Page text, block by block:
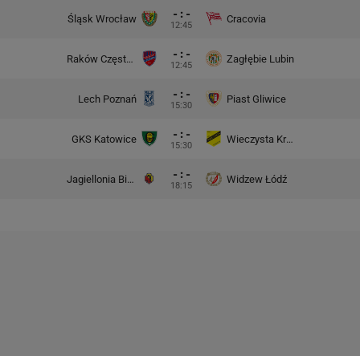
Śląsk Wrocław - : -
12:45
Cracovia
Raków Częstochowa - : -
12:45
Zagłębie Lubin
Lech Poznań - : -
15:30
Piast Gliwice
GKS Katowice - : -
15:30
Wieczysta Kraków
Jagiellonia Białystok - : -
18:15
Widzew Łódź